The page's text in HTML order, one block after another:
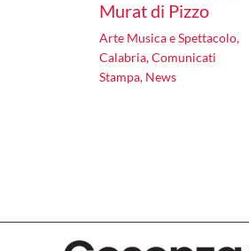
Murat di Pizzo
Arte Musica e Spettacolo,
Calabria,Comunicati
Stampa, News